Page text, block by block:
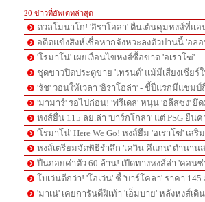
20 ข่าวที่อัพเดทล่าสุด
ดวลโมนาโก! 'อิราโอลา' ตื่นเต้นคุมหงส์ที่แ
อดีตแข้งสิงห์เชื่อหากจังหวะลงตัวป่านนี้ 'อล
'โรมาโน่' เผยเงื่อนไขหงส์ซื้อขาด 'อเราโฆ่'
ชุดขาวปิดประตูขาย 'เทรนต์' แม้มีเสียงเชียร์
'รัช' วอนให้เวลา 'อิราโอล่า' - ชี้ปีแรกมีแชมป์
'มามาร์' รอไปก่อน! 'ฟรีเดล' หนุน 'อลีสซง' ยึ
หงส์ยื่น 115 ลย.ล่า 'บาร์กโกล่า' แต่ PSG ยืนค่
'โรมาโน่' Here We Go! หงส์ยืม 'อเราโฆ่' เสริ
หงส์เตรียมจัดพิธีรำลึก 'เควิน คีแกน' ตำนาน
ปืนถอยค่าตัว 60 ล้าน! เปิดทางหงส์ล่า 'คอนซ่
โบเว่นดีกว่า! 'โอเว่น' ชี้ 'บาร์โคลา' ราคา
'มาเน่' เคยการันตีฝีเท้า 'เอ็มบาย' หลังหงส์เดิ